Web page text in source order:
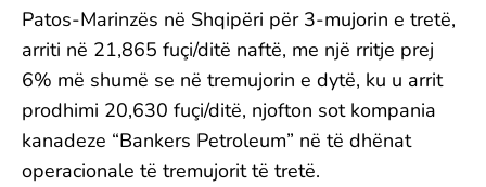
Patos-Marinzës në Shqipëri për 3-mujorin e tretë,
arriti në 21,865 fuçi/ditë naftë, me një rritje prej
6% më shumë se në tremujorin e dytë, ku u arrit
prodhimi 20,630 fuçi/ditë, njofton sot kompania
kanadeze “Bankers Petroleum” në të dhënat
operacionale të tremujorit të tretë.